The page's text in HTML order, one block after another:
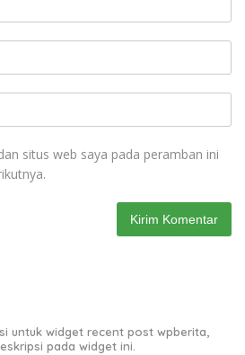
situs web saya pada peramban ini
untuk widget recent post wpberita,
pada widget ini.